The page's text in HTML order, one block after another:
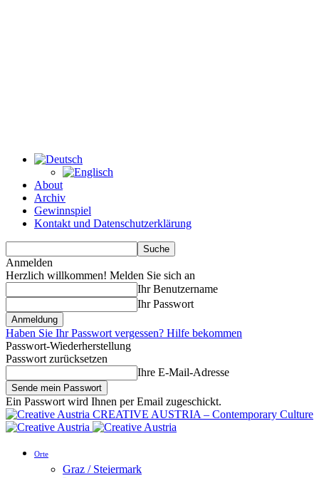
About
Archiv
Gewinnspiel
Kontakt und Datenschutzerklärung
Anmelden
Herzlich willkommen! Melden Sie sich an
Ihr Benutzername
Ihr Passwort
Haben Sie Ihr Passwort vergessen? Hilfe bekommen
Passwort-Wiederherstellung
Passwort zurücksetzen
Ihre E-Mail-Adresse
Ein Passwort wird Ihnen per Email zugeschickt.
CREATIVE AUSTRIA – Contemporary Culture
Orte
Graz / Steiermark